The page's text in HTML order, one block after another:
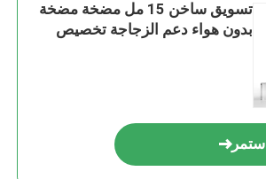
تسويق ساخن 15 مل مضخة مضخة
بدون هواء دعم الزجاجة تخصيص
استمر